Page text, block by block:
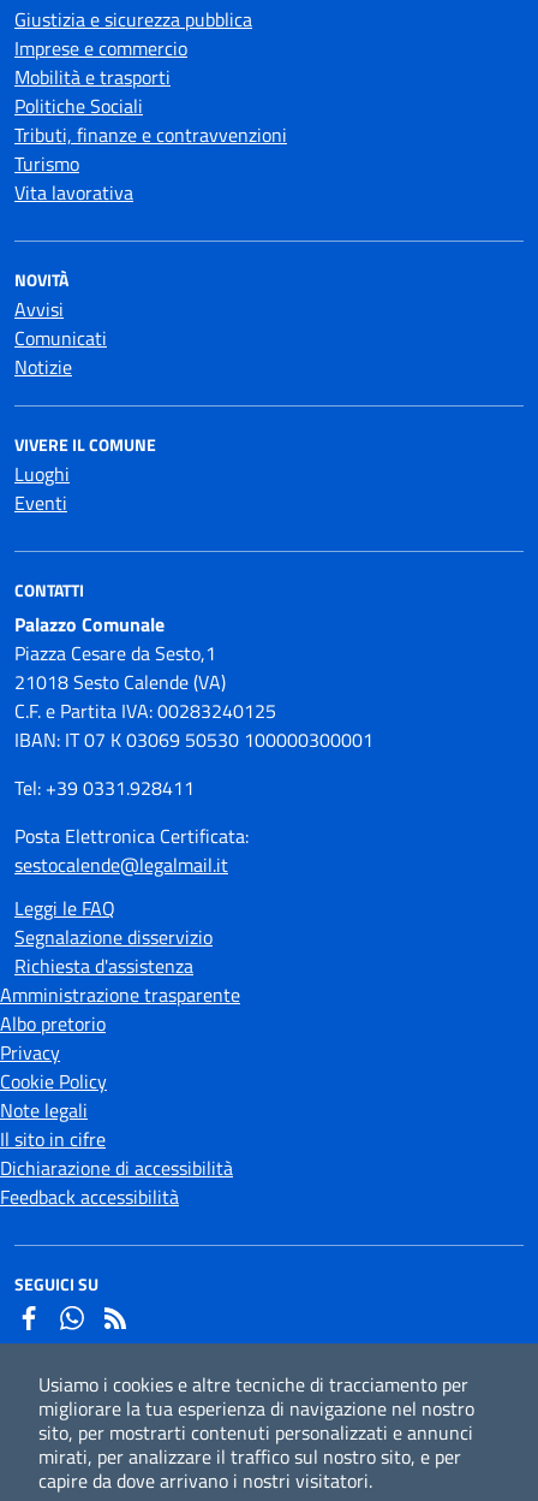
Usiamo i cookies e altre tecniche di tracciamento per
migliorare la tua esperienza di navigazione nel nostro
sito, per mostrarti contenuti personalizzati e annunci
mirati, per analizzare il traffico sul nostro sito, e per
capire da dove arrivano i nostri visitatori.
Giustizia e sicurezza pubblica
Imprese e commercio
Mobilità e trasporti
Politiche Sociali
Tributi, finanze e contravvenzioni
Turismo
Vita lavorativa
NOVITÀ
Avvisi
Comunicati
Notizie
VIVERE IL COMUNE
Luoghi
Eventi
CONTATTI
Palazzo Comunale
Piazza Cesare da Sesto,1
21018 Sesto Calende (VA)
C.F. e Partita IVA: 00283240125
IBAN: IT 07 K 03069 50530 100000300001
Tel: +39 0331.928411
Posta Elettronica Certificata:
sestocalende@legalmail.it
Leggi le FAQ
Segnalazione disservizio
Richiesta d'assistenza
Amministrazione trasparente
Albo pretorio
Privacy
Cookie Policy
Note legali
Il sito in cifre
Dichiarazione di accessibilità
Feedback accessibilità
SEGUICI SU
FacebookWhatsapp
Iscriviti alla newsletter